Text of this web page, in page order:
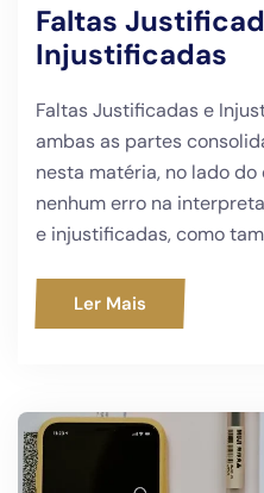
Faltas
Injustificadas
Faltas Justificadas e
ambas as partes
nesta matéria, no lado
nenhum erro na
e injustificadas, como
Ler Mais